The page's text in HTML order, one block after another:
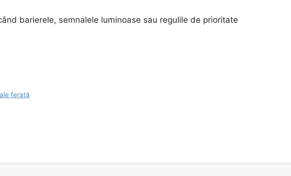
barierele, semnalele luminoase sau regulile de prioritate
ferată